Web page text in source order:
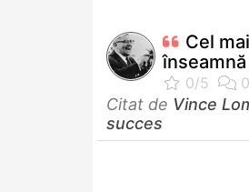
Cel
Citat de Vince
succes